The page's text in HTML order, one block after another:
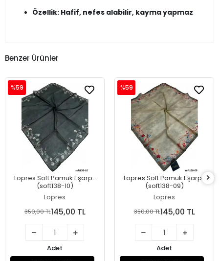
Özellik: Hafif, nefes alabilir, kayma yapmaz
Benzer Ürünler
Lopres Soft Pamuk Eşarp-
(soft138-10)
Lopres
%59
350,00 TL145,00 TL
Adet
Lopres Soft Pamuk Eşarp-
(soft138-09)
Lopres
%59
350,00 TL145,00 TL
Adet